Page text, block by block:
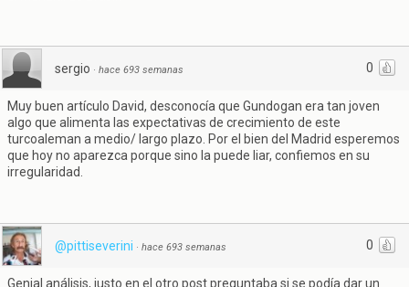
0
sergio · hace 693 semanas
Muy buen artículo David, desconocía que Gundogan era tan joven
algo que alimenta las expectativas de crecimiento de este
turcoaleman a medio/ largo plazo. Por el bien del Madrid esperemos
que hoy no aparezca porque sino la puede liar, confiemos en su
irregularidad.
0
@pittiseverini · hace 693 semanas
Genial análisis, justo en el otro post preguntaba si se podía dar un